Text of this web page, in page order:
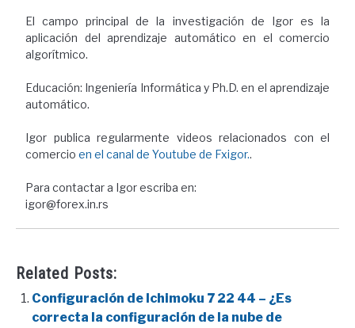
El campo principal de la investigación de Igor es la
aplicación del aprendizaje automático en el comercio
algorítmico.
Educación: Ingeniería Informática y Ph.D. en el aprendizaje
automático.
Igor publica regularmente videos relacionados con el
comercio en el canal de Youtube de Fxigor..
Para contactar a Igor escriba en:
igor@forex.in.rs
Related Posts:
Configuración de Ichimoku 7 22 44 – ¿Es
correcta la configuración de la nube de